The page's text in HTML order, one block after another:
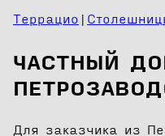
Террацио
ЧАСТНЫЙ
Для заказчика из